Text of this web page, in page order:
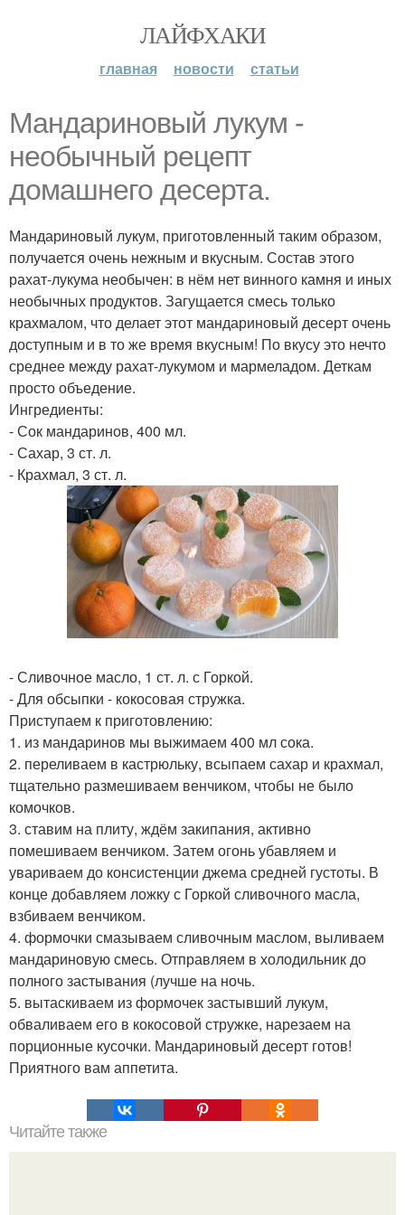
ЛАЙФХАКИ
главная новости статьи
Мандариновый лукум -
необычный рецепт
домашнего десерта.
Мандариновый лукум, приготовленный таким образом,
получается очень нежным и вкусным. Состав этого
рахат-лукума необычен: в нём нет винного камня и иных
необычных продуктов. Загущается смесь только
крахмалом, что делает этот мандариновый десерт очень
доступным и в то же время вкусным! По вкусу это нечто
среднее между рахат-лукумом и мармеладом. Деткам
просто объедение.
Ингредиенты:
- Сок мандаринов, 400 мл.
- Сахар, 3 ст. л.
- Крахмал, 3 ст. л.
- Сливочное масло, 1 ст. л. с Горкой.
- Для обсыпки - кокосовая стружка.
Приступаем к приготовлению:
1. из мандаринов мы выжимаем 400 мл сока.
2. переливаем в кастрюльку, всыпаем сахар и крахмал,
тщательно размешиваем венчиком, чтобы не было
комочков.
3. ставим на плиту, ждём закипания, активно
помешиваем венчиком. Затем огонь убавляем и
увариваем до консистенции джема средней густоты. В
конце добавляем ложку с Горкой сливочного масла,
взбиваем венчиком.
4. формочки смазываем сливочным маслом, выливаем
мандариновую смесь. Отправляем в холодильник до
полного застывания (лучше на ночь.
5. вытаскиваем из формочек застывший лукум,
обваливаем его в кокосовой стружке, нарезаем на
порционные кусочки. Мандариновый десерт готов!
Приятного вам аппетита.
Читайте также